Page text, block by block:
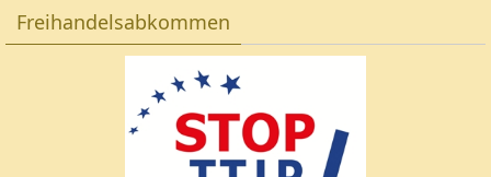
Freihandelsabkommen